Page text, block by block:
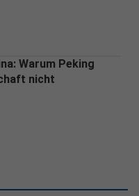
Warum Peking
nicht